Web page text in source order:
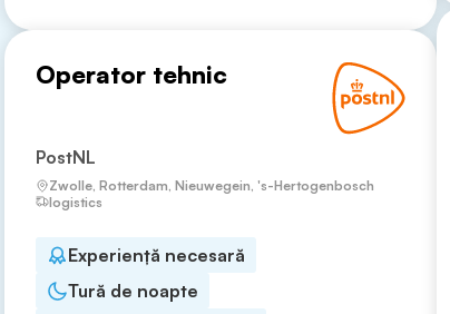
Operator tehnic
PostNL
Zwolle, Rotterdam, Nieuwegein, 's-Hertogenbosch
logistics
Experiență necesară
Tură de noapte